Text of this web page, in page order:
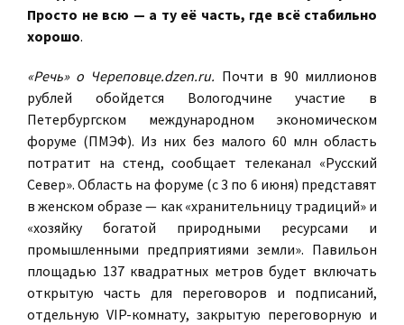
Просто не всю — а ту её часть, где всё стабильно
хорошо.
«Речь» о Череповце.dzen.ru. Почти в 90 миллионов
рублей обойдется Вологодчине участие в
Петербургском международном экономическом
форуме (ПМЭФ). Из них без малого 60 млн область
потратит на стенд, сообщает телеканал «Русский
Север». Область на форуме (с 3 по 6 июня) представят
в женском образе — как «хранительницу традиций» и
«хозяйку богатой природными ресурсами и
промышленными предприятиями земли». Павильон
площадью 137 квадратных метров будет включать
открытую часть для переговоров и подписаний,
отдельную VIP-комнату, закрытую переговорную и